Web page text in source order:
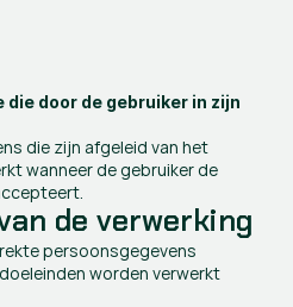
door de gebruiker in zijn
die zijn afgeleid van het
wanneer de gebruiker de
de verwerking
persoonsgegevens
worden verwerkt